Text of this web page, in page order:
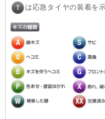
は応急タイヤの装着を